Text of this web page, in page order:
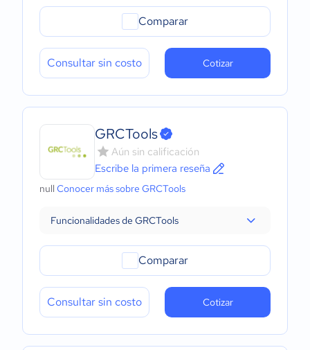
Comparar
Consultar sin costo Cotizar
GRCTools
Aún sin calificación
Escribe la primera reseña
null Conocer más sobre GRCTools
Funcionalidades de GRCTools
Comparar
Consultar sin costo Cotizar